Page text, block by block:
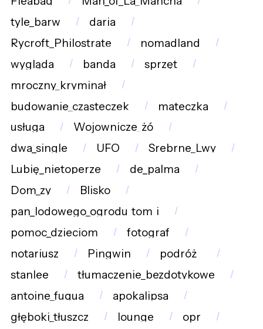
tyle_barw
daria
Rycroft_Philostrate
nomadland
wygląda
banda
sprzęt
mroczny_kryminał
budowanie_cząsteczek
mateczka
usługa
Wojownicze_żó
dwa_single
UFO
Srebrne_Lwy
Lubię_nietoperze
de_palma
Dom_zy
Blisko
pan_lodowego_ogrodu_tom_i
pomoc_dzieciom
fotograf
notariusz
Pingwin
podróż_
stanlee
tłumaczenie_bezdotykowe
antoine_fuqua
apokalipsa
głęboki_tłuszcz
lounge
opr